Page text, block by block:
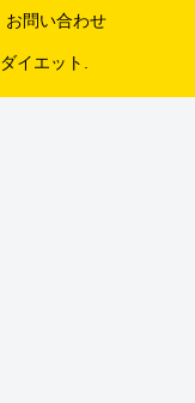
お問い合わせ
イエット.